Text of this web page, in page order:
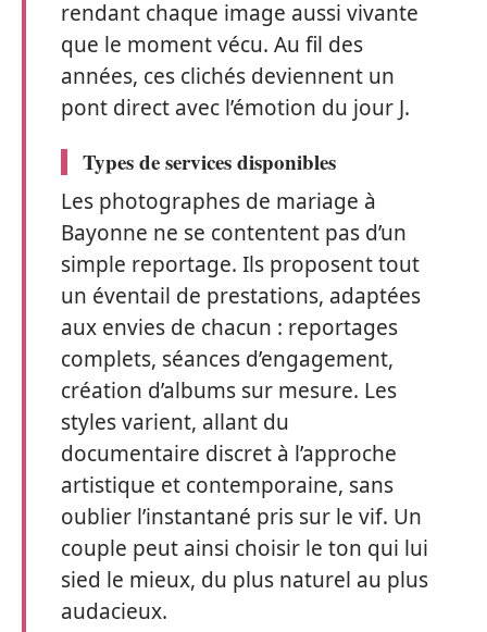
rendant chaque image aussi vivante
que le moment vécu. Au fil des
années, ces clichés deviennent un
pont direct avec l’émotion du jour J.
Types de services disponibles
Les photographes de mariage à
Bayonne ne se contentent pas d’un
simple reportage. Ils proposent tout
un éventail de prestations, adaptées
aux envies de chacun : reportages
complets, séances d’engagement,
création d’albums sur mesure. Les
styles varient, allant du
documentaire discret à l’approche
artistique et contemporaine, sans
oublier l’instantané pris sur le vif. Un
couple peut ainsi choisir le ton qui lui
sied le mieux, du plus naturel au plus
audacieux.